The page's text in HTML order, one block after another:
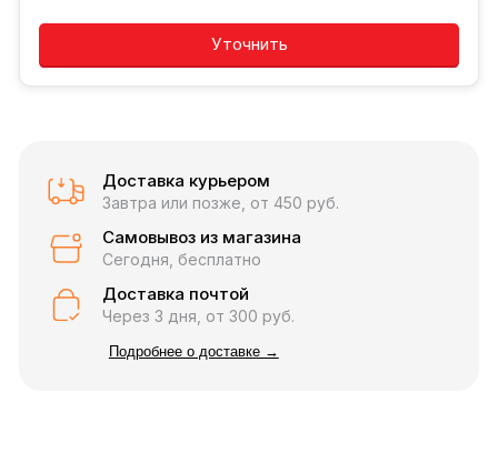
Уточнить
Доставка курьером
Завтра или позже, от 450 руб.
Самовывоз из магазина
Сегодня, бесплатно
Доставка почтой
Через 3 дня, от 300 руб.
Подробнее о доставке →